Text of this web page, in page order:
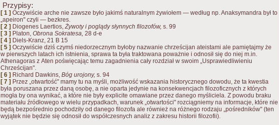
Przypisy:
[ 1 ] Oczywiście arche nie zawsze było jakimś naturalnym żywiołem — według np. Anaksymandra był to
„apeiron" czyli — bezkres.
[ 2 ] Diogenes Laertios,Żywoty i poglądy słynnych filozofów, s. 99
[ 3 ] Platon, Obrona Sokratesa, 28 d-e
[ 4 ] Diels-Kranz, 21 B 15
[ 5 ] Oczywiście dziś czymś niedorzecznym byłoby nazwanie chrześcijan ateistami ale pamiętajmy że
w pierwszych latach ich istnienia, sprawa ta była traktowana poważnie i odnosił się do niej m.in.
Athenagoras z Aten poświęcając temu zagadnienia cały rozdział w swoim „Usprawiedliwieniu
Chrześcijan".
[ 6 ] Richard Dawkins, Bóg urojony, s. 94
[ 7 ] Przez „otwartość" mamy tu na myśli, możliwość wskazania historycznego dowodu, że ta kwestia
była poruszana przez daną osobę, a nie oparta jedynie na konsekwencjach filozoficznych z których
mogła by ona wynikać, a które nie były explicite omawiane przez danego myśliciela. Z powodu braku
materiału źródłowego w wielu przypadkach, warunek „otwartości" rozciągniemy na informacje, które nie
będą bezpośrednio pochodziły od danego filozofa ale również na różnego rodzaju „pośredników" (ten
wyjątek nie będzie się odnosił do współczesnych analiz z zakresu historii filozofii).